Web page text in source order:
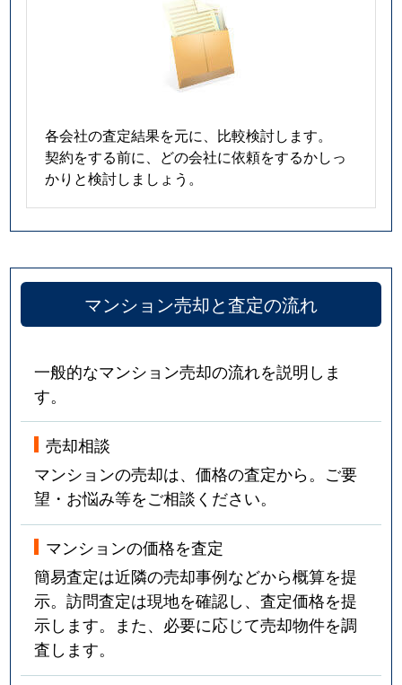
各会社の査定結果を元に、比較検討します。
契約をする前に、どの会社に依頼をするかしっ
かりと検討しましょう。
マンション売却と査定の流れ
一般的なマンション売却の流れを説明しま
す。
売却相談
マンションの売却は、価格の査定から。ご要
望・お悩み等をご相談ください。
マンションの価格を査定
簡易査定は近隣の売却事例などから概算を提
示。訪問査定は現地を確認し、査定価格を提
示します。また、必要に応じて売却物件を調
査します。